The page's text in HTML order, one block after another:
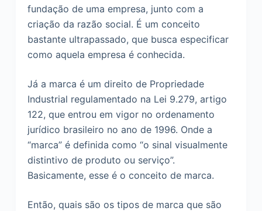
fundação de uma empresa, junto com a
criação da razão social. É um conceito
bastante ultrapassado, que busca especificar
como aquela empresa é conhecida.
Já a marca é um direito de Propriedade
Industrial regulamentado na Lei 9.279, artigo
122, que entrou em vigor no ordenamento
jurídico brasileiro no ano de 1996. Onde a
“marca” é definida como “o sinal visualmente
distintivo de produto ou serviço”.
Basicamente, esse é o conceito de marca.
Então, quais são os tipos de marca que são